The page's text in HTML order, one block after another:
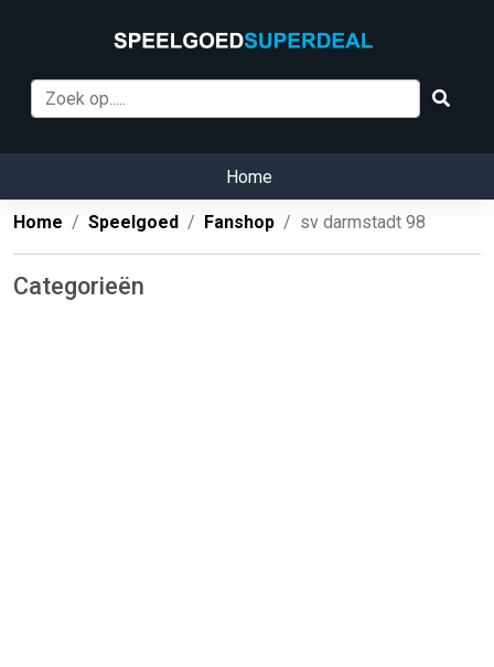
Home
Home Speelgoed Fanshop sv darmstadt 98
Categorieën